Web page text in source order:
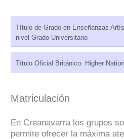
Título de Grado en Enseñanzas
nivel Grado Universitario
Título Oficial Británico: Higher
Matriculación
En Creanavarra los grupos
permite ofrecer la máxima